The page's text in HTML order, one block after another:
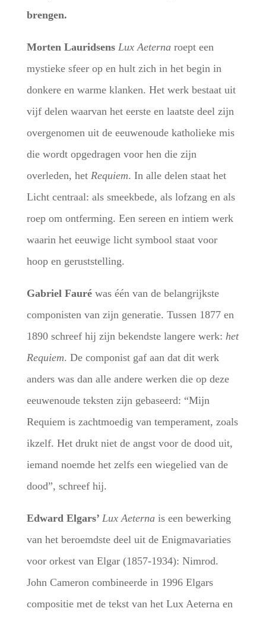
brengen.
Morten Lauridsens Lux Aeternaroept een
mystieke sfeer op en hult zich in het begin in
donkere en warme klanken. Het werk bestaat uit
vijf delen waarvan het eerste en laatste deel zijn
overgenomen uit de eeuwenoude katholieke mis
die wordt opgedragen voor hen die zijn
overleden, het Requiem. In alle delen staat het
Licht centraal: als smeekbede, als lofzang en als
roep om ontferming. Een sereen en intiem werk
waarin het eeuwige licht symbool staat voor
hoop en geruststelling.
Gabriel Fauréwas één van de belangrijkste
componisten van zijn generatie. Tussen 1877 en
1890 schreef hij zijn bekendste langere werk: het
Requiem. De componist gaf aan dat dit werk
anders was dan alle andere werken die op deze
eeuwenoude teksten zijn gebaseerd: “Mijn
Requiem is zachtmoedig van temperament, zoals
ikzelf. Het drukt niet de angst voor de dood uit,
iemand noemde het zelfs een wiegelied van de
dood”, schreef hij.
Edward Elgars’ Lux Aeternais een bewerking
van het beroemdste deel uit de Enigmavariaties
voor orkest van Elgar (1857-1934): Nimrod.
John Cameron combineerde in 1996 Elgars
compositie met de tekst van het Lux Aeterna en